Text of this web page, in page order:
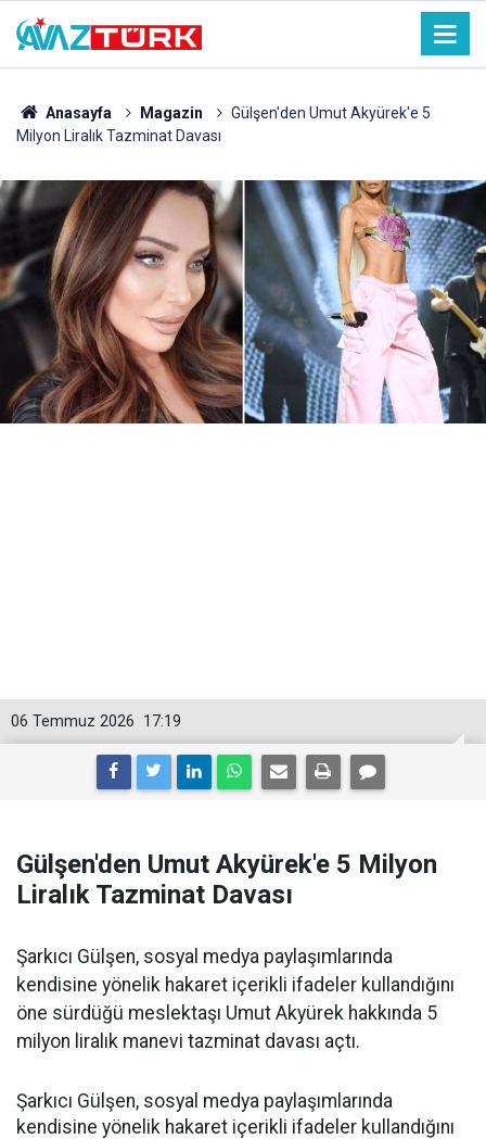
Anasayfa Magazin
Gülşen'den Umut Akyürek'e 5
Milyon Liralık Tazminat Davası
17:19
06 Temmuz 2026
Gülşen'den Umut Akyürek'e 5 Milyon
Liralık Tazminat Davası
Şarkıcı Gülşen, sosyal medya paylaşımlarında
kendisine yönelik hakaret içerikli ifadeler kullandığını
öne sürdüğü meslektaşı Umut Akyürek hakkında 5
milyon liralık manevi tazminat davası açtı.
Şarkıcı Gülşen, sosyal medya paylaşımlarında
kendisine yönelik hakaret içerikli ifadeler kullandığını